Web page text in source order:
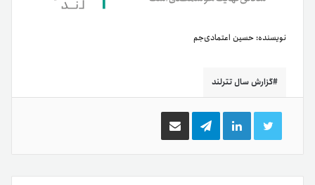
نویسنده: حسین اعتمادی‌جم
گزارش سال تترلند
توییتر لینکدینتلگرام اشتراک
گذاری
ایمیل